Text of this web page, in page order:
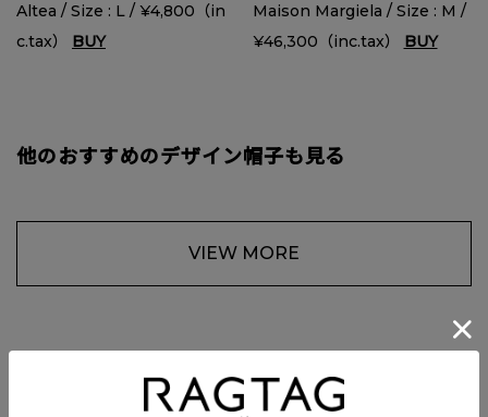
Altea / Size : L / ¥4,800（in
c.tax） BUY
Maison Margiela / Size : M /
¥46,300（inc.tax） BUY
他のおすすめのデザイン帽子も見る
VIEW MORE